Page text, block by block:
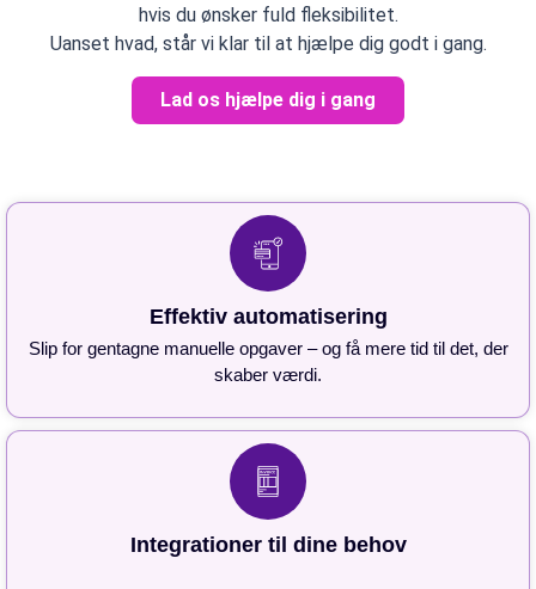
hvis du ønsker fuld fleksibilitet.
Uanset hvad, står vi klar til at hjælpe dig godt i gang.
Lad os hjælpe dig i gang
Effektiv automatisering
Slip for gentagne manuelle opgaver – og få mere tid til det, der
skaber værdi.
Integrationer til dine behov